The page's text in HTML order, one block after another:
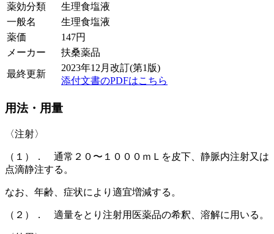
薬効分類
生理食塩液
一般名
生理食塩液
薬価
147円
メーカー
扶桑薬品
最終更新
2023年12月改訂(第1版)
添付文書のPDFはこちら
用法・用量
〈注射〉
（１）． 通常２０〜１０００ｍＬを皮下、静脈内注射又は
点滴静注する。
なお、年齢、症状により適宜増減する。
（２）． 適量をとり注射用医薬品の希釈、溶解に用いる。